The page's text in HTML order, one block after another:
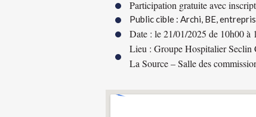
Participation gratuite avec
Public cible : Archi, BE,
Date : le 21/01/2025 de 10h00 à
Lieu : Groupe Hospitalier Seclin
La Source – Salle des